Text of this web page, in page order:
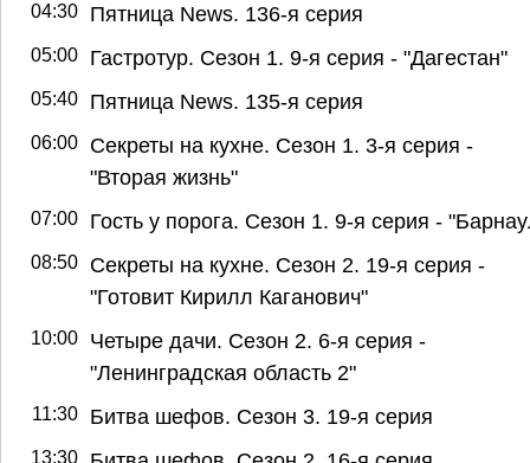
04:30 Пятница News. 136-я серия
05:00 Гастротур. Сезон 1. 9-я серия - "Дагестан"
05:40 Пятница News. 135-я серия
06:00
Секреты на кухне. Сезон 1. 3-я серия -
"Вторая жизнь"
07:00 Гость у порога. Сезон 1. 9-я серия -
08:50
Секреты на кухне. Сезон 2. 19-я серия -
"Готовит Кирилл Каганович"
10:00
Четыре дачи. Сезон 2. 6-я серия -
"Ленинградская область 2"
11:30 Битва шефов. Сезон 3. 19-я серия
13:30